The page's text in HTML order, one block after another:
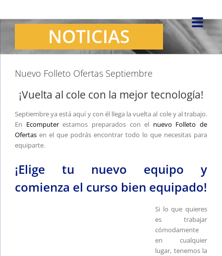
al
NOTICIAS
Nuevo Folleto Ofertas Septiembre
¡Vuelta al cole con la mejor tecnología!
Septiembre ya está aquí y con él llega la vuelta al cole y al trabajo.
En Ecomputerestamos preparados con el nuevo Folleto de
Ofertas en el que podrás encontrar todo lo que necesitas para
equiparte.
¡Elige tu nuevo equipo y
comienza el curso bien equipado!
Si lo que quieres
es trabajar
cómodamente
en cualquier
lugar, tenemos la